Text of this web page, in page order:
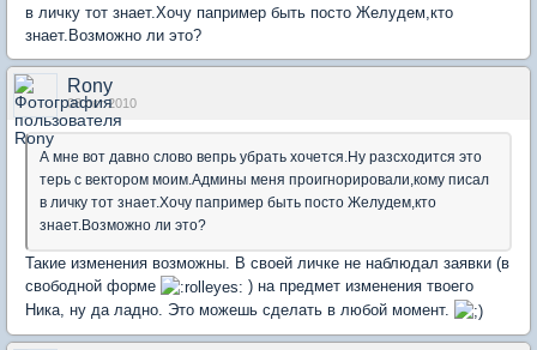
в личку тот знает.Хочу папример быть посто Желудем,кто
знает.Возможно ли это?
Rony
08 окт 2010
А мне вот давно слово вепрь убрать хочется.Ну разсходится это
терь с вектором моим.Админы меня проигнорировали,кому писал
в личку тот знает.Хочу папример быть посто Желудем,кто
знает.Возможно ли это?
Такие изменения возможны. В своей личке не наблюдал заявки (в
свободной форме
) на предмет изменения твоего
Ника, ну да ладно. Это можешь сделать в любой момент.